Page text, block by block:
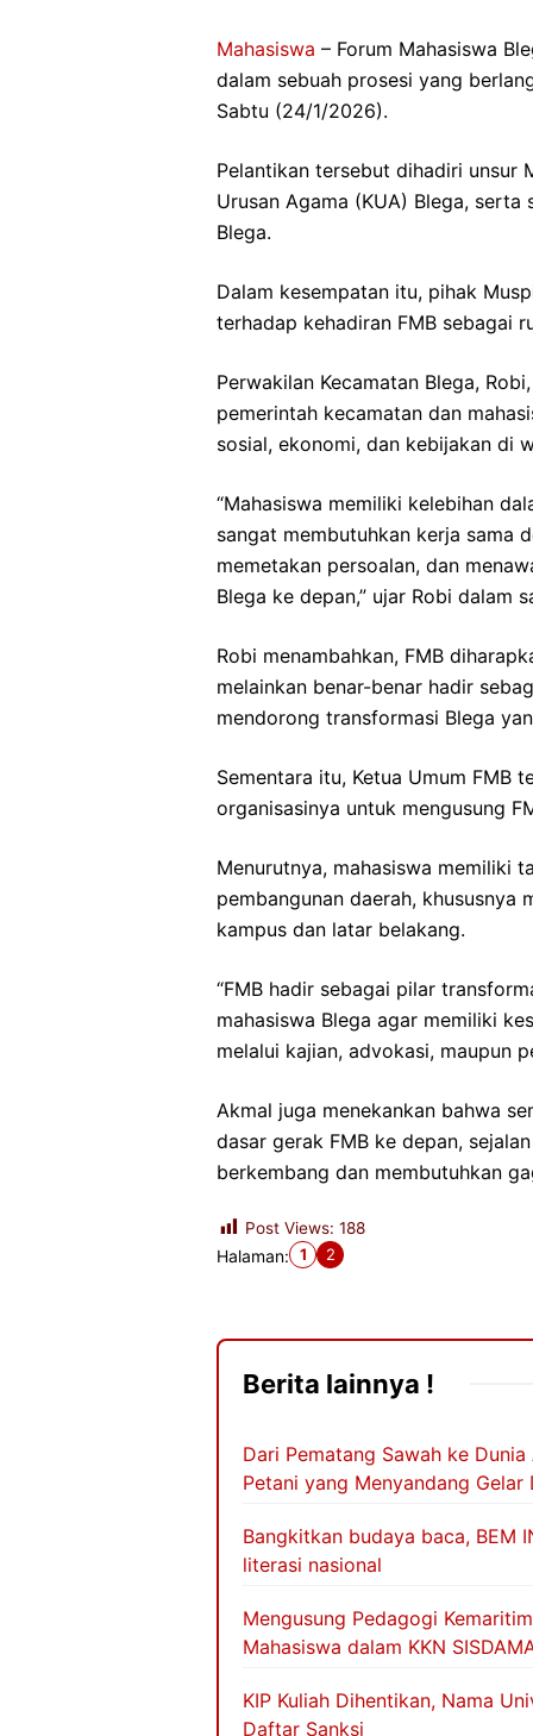
Mahasiswa – Forum Mahasiswa
dalam sebuah prosesi yang
Sabtu (24/1/2026).
Pelantikan tersebut dihadiri unsur
Urusan Agama (KUA) Blega,
Blega.
Dalam kesempatan itu, pihak
terhadap kehadiran FMB sebagai
Perwakilan Kecamatan Blega,
pemerintah kecamatan dan
sosial, ekonomi, dan kebijakan di
“Mahasiswa memiliki kelebihan
sangat membutuhkan kerja sama
memetakan persoalan, dan
Blega ke depan,” ujar Robi dalam
Robi menambahkan, FMB
melainkan benar-benar hadir
mendorong transformasi Blega
Sementara itu, Ketua Umum FMB
organisasinya untuk mengusung
Menurutnya, mahasiswa memiliki
pembangunan daerah, khususnya
kampus dan latar belakang.
“FMB hadir sebagai pilar
mahasiswa Blega agar memiliki
melalui kajian, advokasi, maupun
Akmal juga menekankan bahwa
dasar gerak FMB ke depan,
berkembang dan membutuhkan
Post Views: 188
Halaman: 1 2
Berita lainnya !
Dari Pematang Sawah ke
Petani yang Menyandang Gelar
Bangkitkan budaya baca, BEM
literasi nasional
Mengusung Pedagogi
Mahasiswa dalam KKN
KIP Kuliah Dihentikan, Nama
Daftar Sanksi